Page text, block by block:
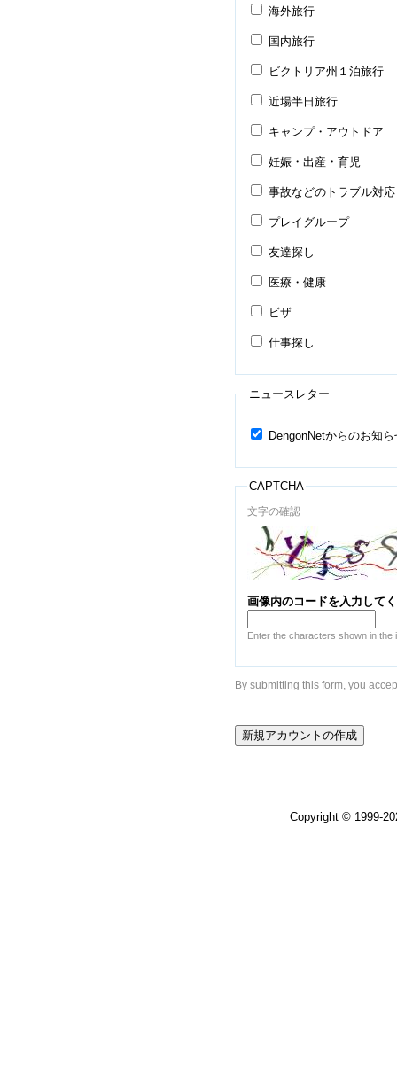
海外旅行
国内旅行
ビクトリア州１泊旅行
近場半日旅行
キャンプ・アウトドア
妊娠・出産・育児
事故などのトラブル対応
プレイグループ
友達探し
医療・健康
ビザ
仕事探し
ニュースレター
DengonNetからのお知
CAPTCHA
文字の確認
画像内のコードを入力して
Enter the characters shown in the
By submitting this form, you
Copyright © 1999-